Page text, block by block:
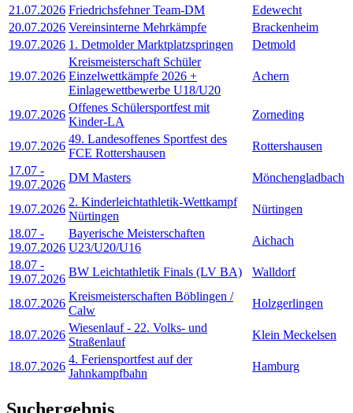
21.07.2026 Friedrichsfehner Team-DM
Edewecht
20.07.2026 Vereinsinterne Mehrkämpfe
Brackenheim
19.07.2026 1. Detmolder Marktplatzspringen Detmold
19.07.2026
Kreismeisterschaft Schüler
Einzelwettkämpfe 2026 +
Einlagewettbewerbe U18/U20
Achern
19.07.2026
Offenes Schülersportfest mit
Kinder-LA
Zorneding
19.07.2026
49. Landesoffenes Sportfest des
FCE Rottershausen
Rottershausen
17.07 -
19.07.2026
DM Masters Mönchengladbach
19.07.2026
2. Kinderleichtathletik-Wettkampf
Nürtingen
Nürtingen
18.07 -
19.07.2026
Bayerische Meisterschaften
U23/U20/U16
Aichach
18.07 -
19.07.2026
BW Leichtathletik Finals (LV BA) Walldorf
18.07.2026
Kreismeisterschaften Böblingen /
Calw
Holzgerlingen
18.07.2026
Wiesenlauf - 22. Volks- und
Straßenlauf
Klein Meckelsen
18.07.2026
4. Feriensportfest auf der
Jahnkampfbahn
Hamburg
Suchergebnis